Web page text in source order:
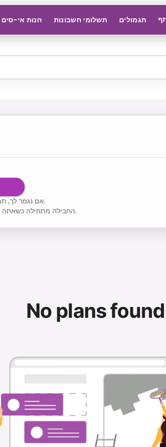
חנות אי-סים תשלומי חשבונות תגמולים
אם נגמר לך, תמיד תוכל לטעון מחדש.
החבילה מתחילה כשאתה מתחבר לרשת נתמכת.
No plans found